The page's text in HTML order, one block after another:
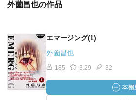
外薗昌也の作品
エマージング(1)
外薗昌也
185 3.29 32